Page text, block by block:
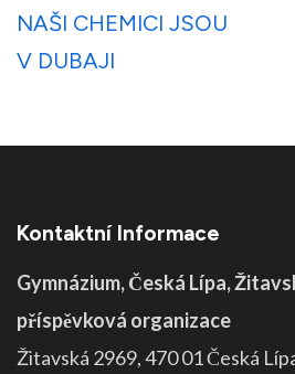
Navigace
pro
NAŠI CHEMICI JSOU
V DUBAJI
Kontaktní Informace
Gymnázium, Česká Lípa,
příspěvková organizace
Žitavská 2969, 470 01 Česká